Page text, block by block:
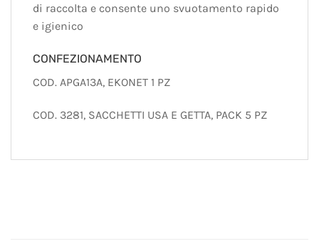
di raccolta e consente uno svuotamento rapido
e igienico
CONFEZIONAMENTO
COD. APGA13A, EKONET 1 PZ
COD. 3281, SACCHETTI USA E GETTA, PACK 5 PZ